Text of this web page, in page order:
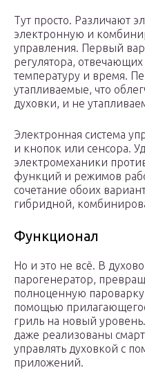
Тут просто. Различают
электронную и
управления. Первый
регулятора,
температуру и время.
утапливаемые, что
духовки, и не
Электронная система
и кнопок или сенсора.
электромеханики
функций и режимов
сочетание обоих
гибридной,
Функционал
Но и это не всё. В
парогенератор,
полноценную
помощью
гриль на новый
даже реализованы
управлять духовкой с
приложений.